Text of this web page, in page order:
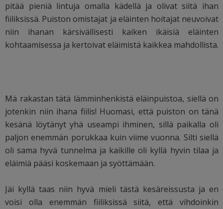
pitää pieniä lintuja omalla kädellä ja olivat siitä ihan
fiiliksissä. Puiston omistajat ja eläinten hoitajat neuvoivat
niin ihanan kärsivällisesti kaiken ikäisiä eläinten
kohtaamisessa ja kertoivat eläimistä kaikkea mahdollista.
Mä rakastan tätä lämminhenkistä eläinpuistoa, siellä on
jotenkin niin ihana fiilis! Huomasi, että puiston on tänä
kesänä löytänyt yhä useampi ihminen, sillä paikalla oli
paljon enemmän porukkaa kuin viime vuonna. Silti siellä
oli sama hyvä tunnelma ja kaikille oli kyllä hyvin tilaa ja
eläimiä pääsi koskemaan ja syöttämään.
Jäi kyllä taas niin hyvä mieli tästä kesäreissusta ja en
voisi olla enemmän fiiliksissä siitä, että vihdoinkin